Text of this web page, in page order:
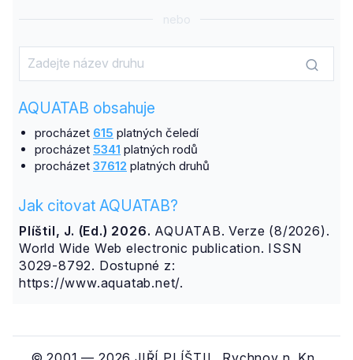
nebo
AQUATAB obsahuje
procházet 615 platných čeledí
procházet 5341 platných rodů
procházet 37612 platných druhů
Jak citovat AQUATAB?
Plíštil, J. (Ed.) 2026. AQUATAB. Verze (8/2026).
World Wide Web electronic publication. ISSN
3029-8792. Dostupné z:
https://www.aquatab.net/.